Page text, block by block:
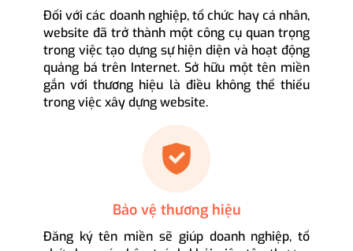
Đối với các doanh nghiệp, tổ chức hay cá nhân,
website đã trở thành một công cụ quan trọng
trong việc tạo dựng sự hiện diện và hoạt động
quảng bá trên Internet. Sở hữu một tên miền
gắn với thương hiệu là điều không thể thiếu
trong việc xây dựng website.
Bảo vệ thương hiệu
Đăng ký tên miền sẽ giúp doanh nghiệp, tổ